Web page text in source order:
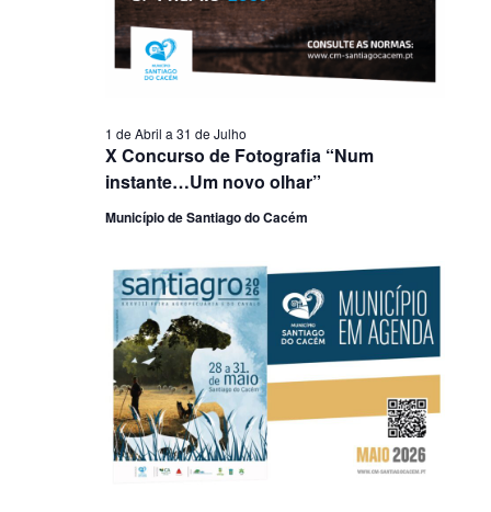
X Concurso de Fotografia “Num
instante…Um novo olhar”
1 de Abril a 31 de Julho
Município de Santiago do Cacém